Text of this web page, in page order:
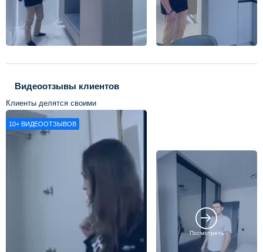
Видеоотзывы клиентов
Клиенты делятся своими
впечатлениями о нашей работе
10+ ВИДЕООТЗЫВОВ
Посмотреть